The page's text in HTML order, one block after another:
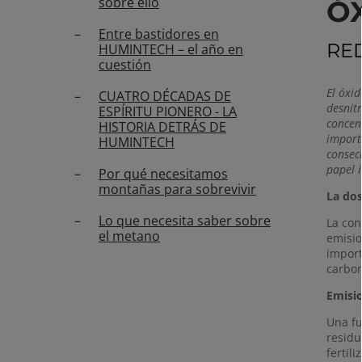
Entre bastidores en
HUMINTECH – el año en
cuestión
CUATRO DÉCADAS DE
ESPÍRITU PIONERO - LA
HISTORIA DETRÁS DE
HUMINTECH
Por qué necesitamos
montañas para sobrevivir
Lo que necesita saber sobre
el metano
El
papel
La
La
Una